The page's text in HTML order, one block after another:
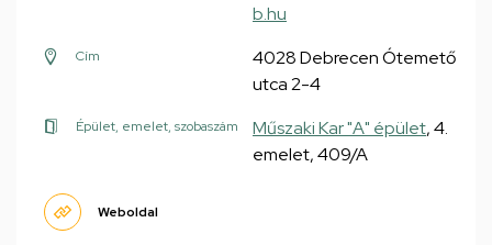
b.hu
Cím
4028 Debrecen Ótemető
utca 2-4
Épület, emelet, szobaszám Műszaki Kar "A" épület, 4.
emelet, 409/A
Weboldal